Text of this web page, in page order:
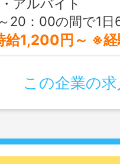
アルバイト
20：00の間で1日
1,200円～ ※経験・能力による
この企業の